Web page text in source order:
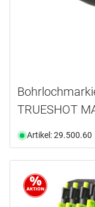
TRUESHOT
Artikel: 29.500.60